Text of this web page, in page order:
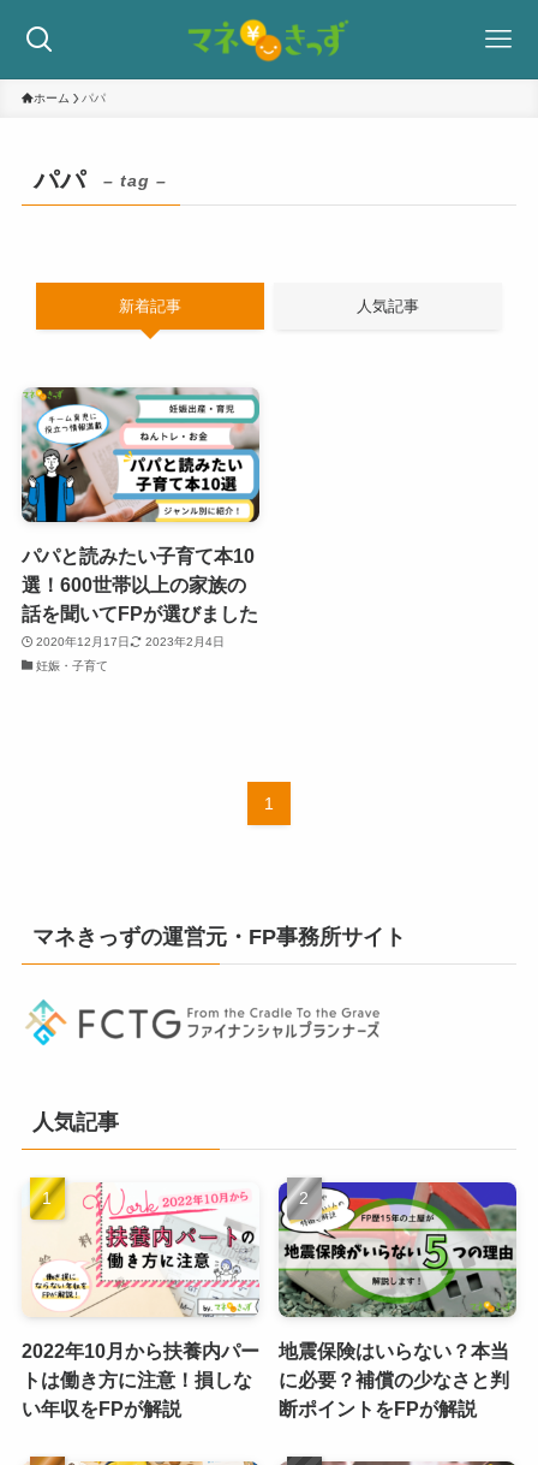
ホーム パパ
パパ – tag –
新着記事 人気記事
パパと読みたい子育て本10
選！600世帯以上の家族の
話を聞いてFPが選びました
2020年12月17日
2023年2月4日
妊娠・子育て
1
マネきっずの運営元・FP事務所サイト
人気記事
2022年10月から扶養内パー
トは働き方に注意！損しな
い年収をFPが解説
地震保険はいらない？本当
に必要？補償の少なさと判
断ポイントをFPが解説